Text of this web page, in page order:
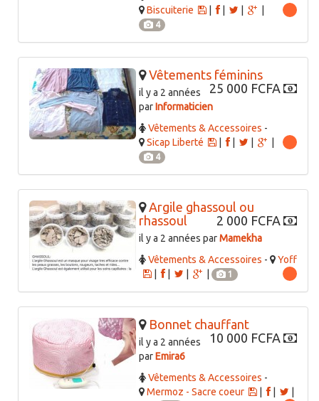
Biscuiterie
|
4
Vêtements féminins
25 000 FCFA
il y a 2 années
parInformaticien
Vêtements & Accessoires -
Sicap Liberté
|
4
Argile ghassoul ou
rhassoul
2 000 FCFA
il y a 2 années parMamekha
Vêtements & Accessoires -
Yoff
|
1
Bonnet chauffant
10 000 FCFA
il y a 2 années
parEmira6
Vêtements & Accessoires -
Mermoz - Sacre coeur
|